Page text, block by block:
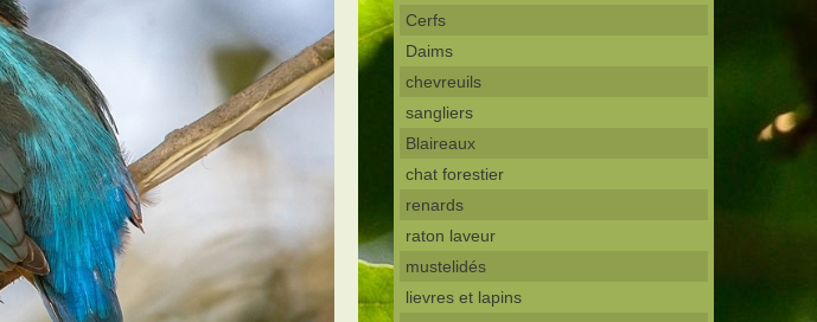
Cerfs
Daims
chevreuils
sangliers
Blaireaux
chat forestier
renards
raton laveur
mustelidés
lievres et lapins